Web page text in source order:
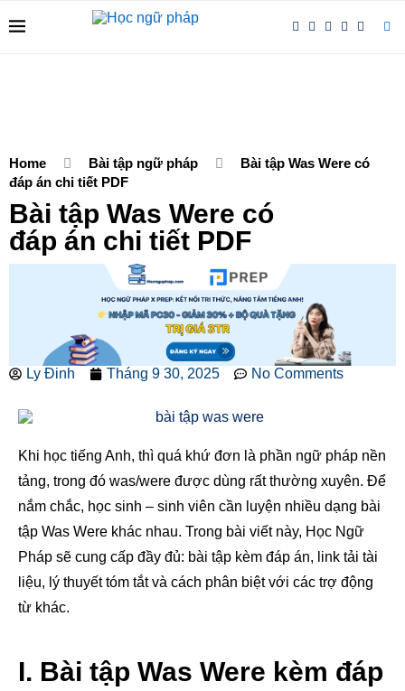
Home Bài tập ngữ pháp
Bài tập Was Were có
đáp án chi tiết PDF
Bài tập Was Were có
đáp án chi tiết PDF
Ly Đinh Tháng 9 30, 2025 No Comments
Khi học tiếng Anh, thì quá khứ đơn là phần ngữ pháp nền
tảng, trong đó was/were được dùng rất thường xuyên. Để
nắm chắc, học sinh – sinh viên cần luyện nhiều dạng bài
tập Was Were khác nhau. Trong bài viết này, Học Ngữ
Pháp sẽ cung cấp đầy đủ: bài tập kèm đáp án, link tải tài
liệu, lý thuyết tóm tắt và cách phân biệt với các trợ động
từ khác.
I. Bài tập Was Were kèm đáp